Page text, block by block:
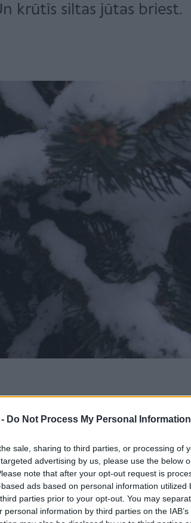
Do Not Process My Personal Information
sale, sharing to third parties, or processing of
advertising by us, please use the below
note that after your opt-out request is
ads based on personal information utilized
parties prior to your opt-out. You may
information by third parties on the
krūtīs siltas jūtas briest.